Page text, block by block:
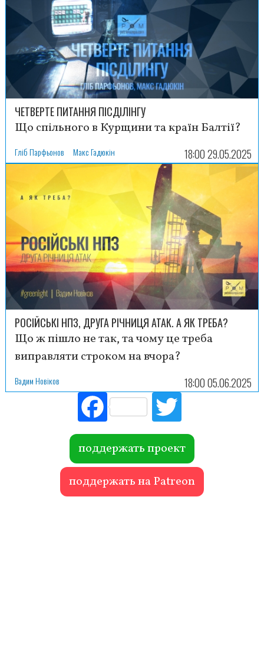
ЧЕТВЕРТЕ ПИТАННЯ ПІСДІЛІНГУ
Що спільного в Курщини та країн Балтії?
Гліб Парфьонов Макс Гадюкін 18:00 29.05.2025
РОСІЙСЬКІ НПЗ, ДРУГА РІЧНИЦЯ АТАК. А ЯК ТРЕБА?
Що ж пішло не так, та чому це треба
виправляти строком на вчора?
Вадим Новіков 18:00 05.06.2025
Fac
ebo
ok r
поддержать проект
поддержать на Patreon